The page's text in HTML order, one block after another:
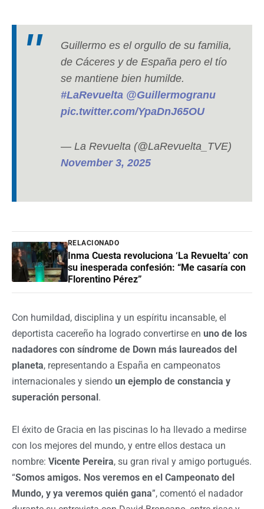
Guillermo es el orgullo de su familia,
de Cáceres y de España pero el tío
se mantiene bien humilde.
#LaRevuelta @Guillermogranu
pic.twitter.com/YpaDnJ65OU
— La Revuelta (@LaRevuelta_TVE)
November 3, 2025
RELACIONADO
Inma Cuesta revoluciona ‘La Revuelta’ con
su inesperada confesión: “Me casaría con
Florentino Pérez”
Con humildad, disciplina y un espíritu incansable, el
deportista cacereño ha logrado convertirse en uno de los
nadadores con síndrome de Down más laureados del
planeta, representando a España en campeonatos
internacionales y siendo un ejemplo de constancia y
superación personal.
El éxito de Gracia en las piscinas lo ha llevado a medirse
con los mejores del mundo, y entre ellos destaca un
nombre: Vicente Pereira, su gran rival y amigo portugués.
“Somos amigos. Nos veremos en el Campeonato del
Mundo, y ya veremos quién gana”, comentó el nadador